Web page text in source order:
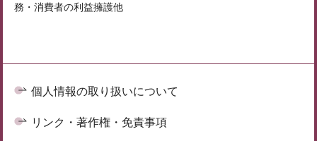
務・消費者の利益擁護他
個人情報の取り扱いについて
リンク・著作権・免責事項